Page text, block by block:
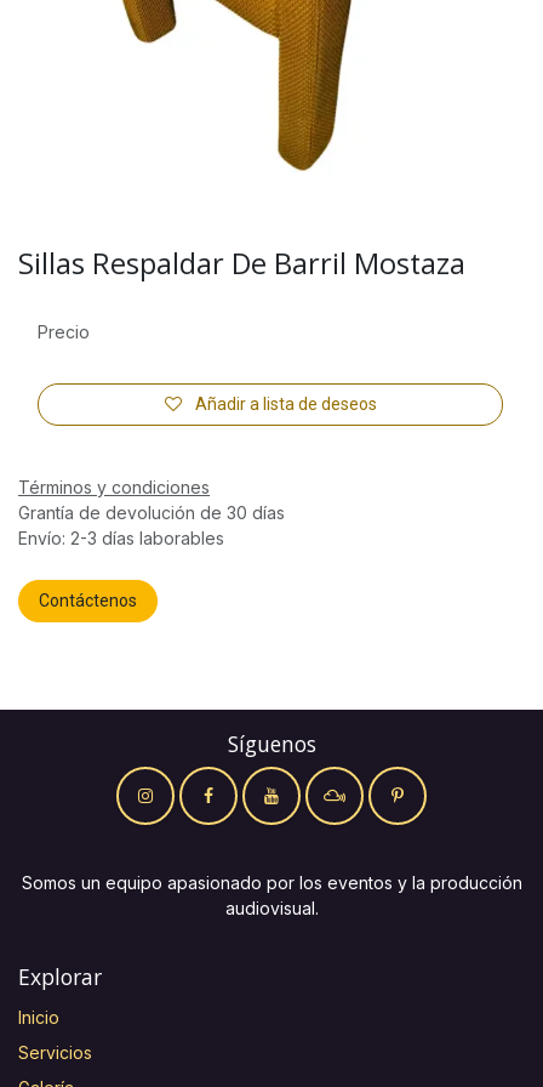
Sillas Respaldar De Barril Mostaza
Añadir a lista de deseos
Precio
Términos y condiciones
Grantía de devolución de 30 días
Envío: 2-3 días laborables
Contáctenos
Síguenos
Somos un equipo apasionado por los eventos y la producción
audiovisual.
Explorar
Inicio
Servicios